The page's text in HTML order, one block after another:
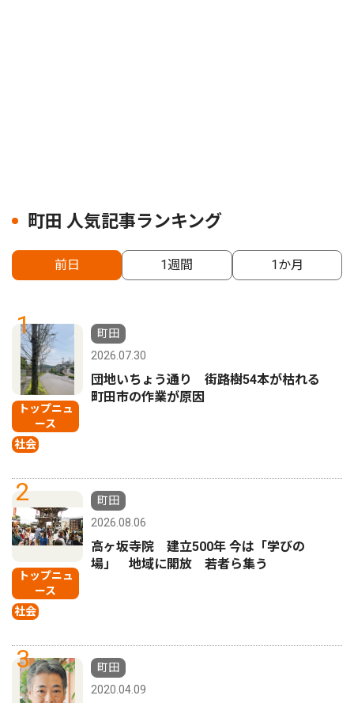
町田 人気記事ランキング
前日 1週間 1か月
1
トップニュ
ース
社会
町田
2026.07.30
団地いちょう通り 街路樹54本が枯れる
町田市の作業が原因
2
トップニュ
ース
社会
町田
2026.08.06
高ヶ坂寺院 建立500年 今は「学びの
場」 地域に開放 若者ら集う
3
町田
2020.04.09